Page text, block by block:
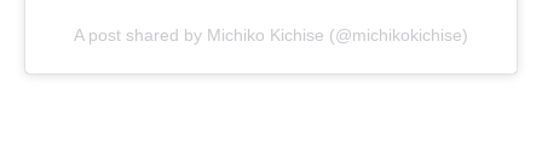
A post shared by Michiko Kichise (@michikokichise)